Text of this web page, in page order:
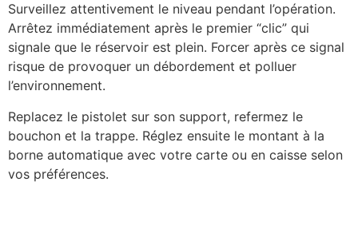
Surveillez attentivement le niveau pendant l’opération.
Arrêtez immédiatement après le premier “clic” qui
signale que le réservoir est plein. Forcer après ce signal
risque de provoquer un débordement et polluer
l’environnement.
Replacez le pistolet sur son support, refermez le
bouchon et la trappe. Réglez ensuite le montant à la
borne automatique avec votre carte ou en caisse selon
vos préférences.